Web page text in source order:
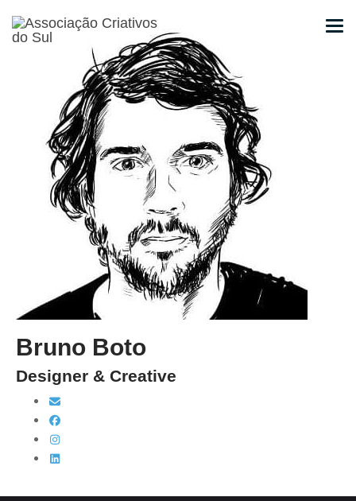
Bruno Boto
Designer & Creative